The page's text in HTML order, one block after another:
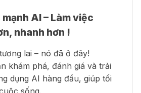
for Teachers – chương
2026
dẫn nhận ChatGPT
AI – Biến ý tưởng
chất lượng cao
AI - Trợ lý lập trình
AI – Làm việc
nhanh hơn !
lai – nó đã ở đây!
khám phá, đánh giá và trải
dụng AI hàng đầu, giúp tối